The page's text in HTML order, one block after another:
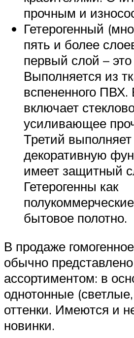
прочным и
Гетерогенный
пять и более
первый слой –
Выполняется из
вспененного ПВХ.
включает
усиливающее
Третий выполняет
декоративную
имеет защитный
Гетерогенны как
бытовое полотно.
В продаже
обычно
ассортиментом: в
однотонные
оттенки. Имеются и
новинки.